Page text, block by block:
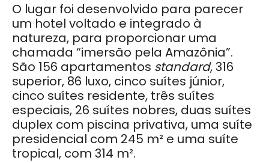
O lugar foi desenvolvido para parecer
um hotel voltado e integrado à
natureza, para proporcionar uma
chamada “imersão pela Amazônia”.
São 156 apartamentos standard, 316
superior, 86 luxo, cinco suítes júnior,
cinco suítes residente, três suítes
especiais, 26 suítes nobres, duas suítes
duplex com piscina privativa, uma suíte
presidencial com 245 m² e uma suíte
tropical, com 314 m².